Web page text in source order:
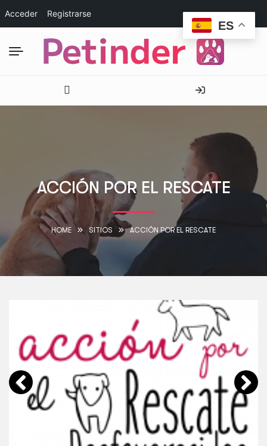
Acceder Registrarse
ACCIÓN POR EL RESCATE
HOME SITIOS ACCIÓN POR EL RESCATE
ES